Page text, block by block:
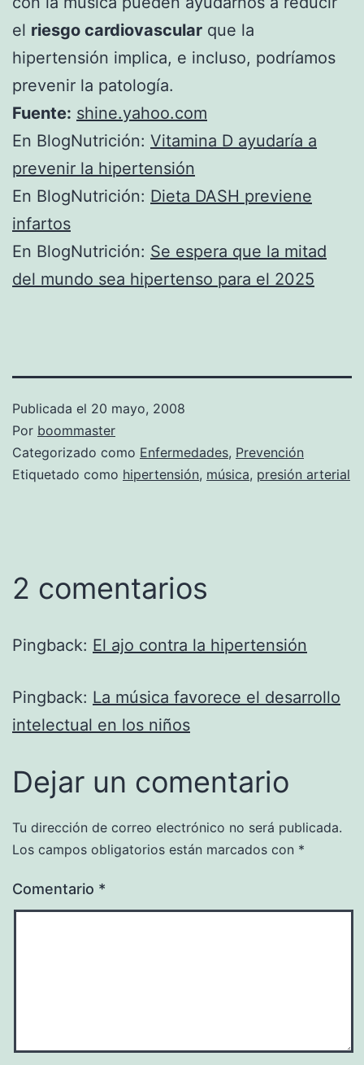
el riesgo cardiovascular que la
hipertensión implica, e incluso, podríamos
prevenir la patología.
Fuente: shine.yahoo.com
En BlogNutrición: Vitamina D ayudaría a
prevenir la hipertensión
En BlogNutrición: Dieta DASH previene
infartos
En BlogNutrición: Se espera que la mitad
del mundo sea hipertenso para el 2025
Publicada el 20 mayo, 2008
Por boommaster
Categorizado como Enfermedades, Prevención
Etiquetado como hipertensión, música, presión arterial
2 comentarios
Pingback: El ajo contra la hipertensión
Pingback: La música favorece el desarrollo
intelectual en los niños
Dejar un comentario
Tu dirección de correo electrónico no será publicada.
Los campos obligatorios están marcados con *
Comentario *